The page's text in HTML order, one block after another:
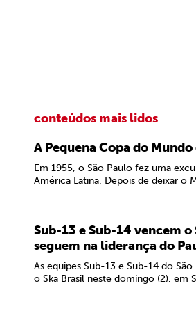
conteúdos mais lidos
A Pequena Copa do Mundo
Em 1955, o São Paulo fez uma
América Latina. Depois de deixar o
Sub-13 e Sub-14 vencem o
seguem na liderança do
As equipes Sub-13 e Sub-14 do
o Ska Brasil neste domingo (2), em